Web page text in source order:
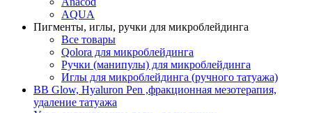
AQUA
Пигменты, иглы, ручки для микроблейдинга
Все товары
Qolora для микроблейдинга
Ручки (манипулы) для микроблейдинга
Иглы для микроблейдинга (ручного татуажа)
BB Glow, Hyaluron Pen ,фракционная мезотерапия,
удаление татуажа